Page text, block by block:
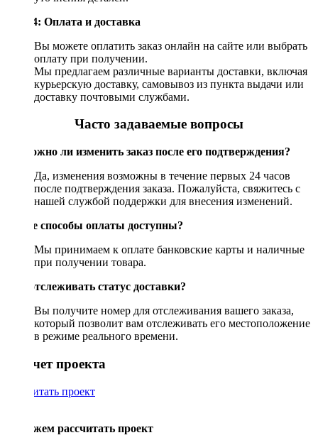
Шаг 4: Оплата и доставка
Вы можете оплатить заказ онлайн на сайте или выбрать
оплату при получении.
Мы предлагаем различные варианты доставки, включая
курьерскую доставку, самовывоз из пункта выдачи или
доставку почтовыми службами.
Часто задаваемые вопросы
Возможно ли изменить заказ после его подтверждения?
Да, изменения возможны в течение первых 24 часов
после подтверждения заказа. Пожалуйста, свяжитесь с
нашей службой поддержки для внесения изменений.
Какие способы оплаты доступны?
Мы принимаем к оплате банковские карты и наличные
при получении товара.
Как отслеживать статус доставки?
Вы получите номер для отслеживания вашего заказа,
который позволит вам отслеживать его местоположение
в режиме реального времени.
Рассчет проекта
Рассчитать проект
Поможем рассчитать проект